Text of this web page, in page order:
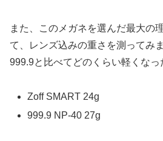
また、このメガネを選んだ最大の
て、レンズ込みの重さを測ってみ
999.9と比べてどのくらい軽くなっ
Zoff SMART 24g
999.9 NP-40 27g